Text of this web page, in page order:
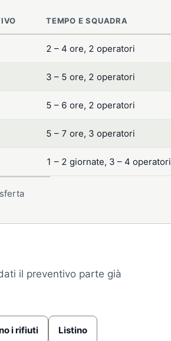
TEMPO E SQUADRA
2 – 4 ore, 2 operatori
3 – 5 ore, 2 operatori
5 – 6 ore, 2 operatori
5 – 7 ore, 3 operatori
1 – 2 giornate, 3 – 4 operatori
il preventivo parte già
i rifiuti Listino